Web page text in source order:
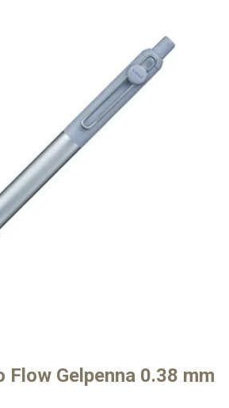
Flow Gelpenna 0.38 mm